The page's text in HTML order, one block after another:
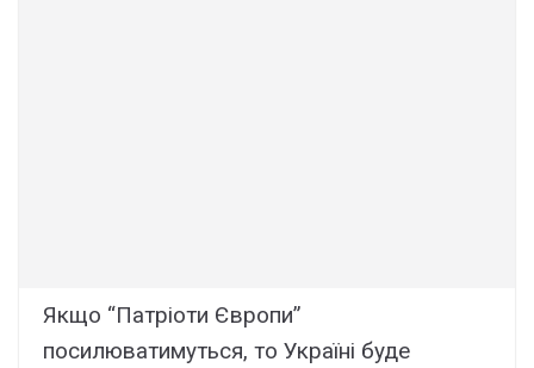
Якщо “Патріоти Європи”
посилюватимуться, то Україні буде